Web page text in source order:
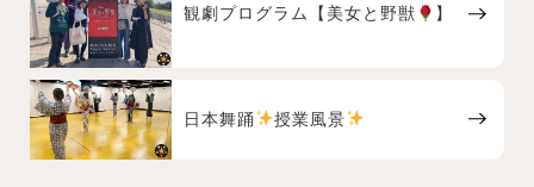
観劇プログラム【美女と野獣 】
日本舞踊 授業風景